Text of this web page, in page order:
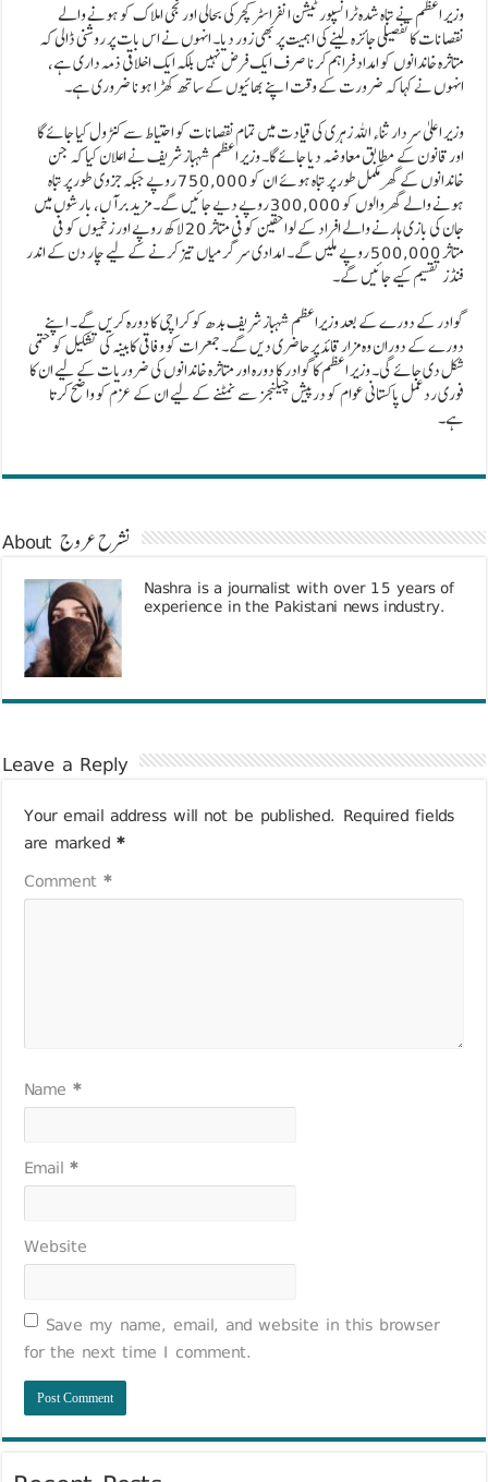
وزیر اعظم نے تباہ شدہ ٹرانسپورٹیشن انفراسٹرکچر کی بحالی اور نجی املاک کو ہونے والے
نقصانات کا تفصیلی جائزہ لینے کی اہمیت پر بھی زور دیا۔ انہوں نے اس بات پر روشنی ڈالی کہ
متاثرہ خاندانوں کو امداد فراہم کرنا صرف ایک فرض نہیں بلکہ ایک اخلاقی ذمہ داری ہے،
انہوں نے کہا کہ ضرورت کے وقت اپنے بھائیوں کے ساتھ کھڑا ہونا ضروری ہے۔
وزیر اعلیٰ سردار ثناء اللہ زہری کی قیادت میں تمام نقصانات کو احتیاط سے کنٹرول کیا جائے گا
اور قانون کے مطابق معاوضہ دیا جائے گا۔ وزیر اعظم شہباز شریف نے اعلان کیا کہ جن
خاندانوں کے گھر مکمل طور پر تباہ ہوئے ان کو 750,000 روپے جبکہ جزوی طور پر تباہ
ہونے والے گھر والوں کو 300,000 روپے دیے جائیں گے۔ مزید برآں، بارشوں میں
جان کی بازی ہارنے والے افراد کے لواحقین کو فی متاثر 20 لاکھ روپے اور زخمیوں کو فی
متاثر 500,000 روپے ملیں گے۔ امدادی سرگرمیاں تیز کرنے کے لیے چار دن کے اندر
فنڈز تقسیم کیے جائیں گے۔
گوادر کے دورے کے بعد وزیراعظم شہباز شریف بدھ کو کراچی کا دورہ کریں گے۔ اپنے
دورے کے دوران وہ مزار قائد پر حاضری دیں گے۔ جمعرات کو وفاقی کابینہ کی تشکیل کو حتمی
شکل دی جائے گی۔ وزیر اعظم کا گوادر کا دورہ اور متاثرہ خاندانوں کی ضروریات کے لیے ان کا
فوری ردعمل پاکستانی عوام کو درپیش چیلنجز سے نمٹنے کے لیے ان کے عزم کو واضح کرتا
ہے۔
About نشرح عروج
Nashra is a journalist with over 15 years of
experience in the Pakistani news industry.
Leave a Reply
Your email address will not be published. Required fields
are marked*
Comment*
Name*
Email*
Website
Save my name, email, and website in this browser
for the next time I comment.